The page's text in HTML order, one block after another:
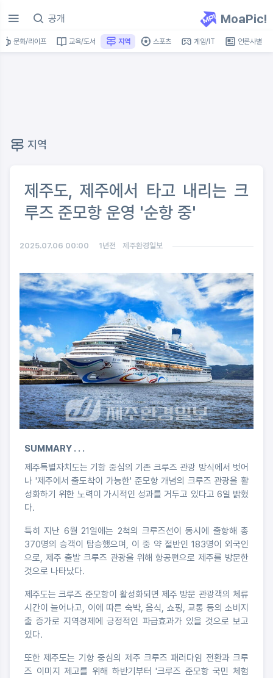
MoaPic!
문화/라이프 교육/도서 지역 스포츠 게임/IT 언론사별
지역
제주도, 제주에서 타고 내리는 크
루즈 준모항 운영 '순항 중'
2025.07.06 00:00 1년전 제주환경일보
SUMMARY . . .
제주특별자치도는 기항 중심의 기존 크루즈 관광 방식에서 벗어
나 '제주에서 출도착이 가능한' 준모항 개념의 크루즈 관광을 활
성화하기 위한 노력이 가시적인 성과를 거두고 있다고 6일 밝혔
다.
특히 지난 6월 21일에는 2척의 크루즈선이 동시에 출항해 총
370명의 승객이 탑승했으며, 이 중 약 절반인 183명이 외국인
으로, 제주 출발 크루즈 관광을 위해 항공편으로 제주를 방문한
것으로 나타났다.
제주도는 크루즈 준모항이 활성화되면 제주 방문 관광객의 체류
시간이 늘어나고, 이에 따른 숙박, 음식, 쇼핑, 교통 등의 소비지
출 증가로 지역경제에 긍정적인 파급효과가 있을 것으로 보고
있다.
또한 제주도는 기항 중심의 제주 크루즈 패러다임 전환과 크루
즈 이미지 제고를 위해 하반기부터 '크루즈 준모항 국민 체험